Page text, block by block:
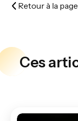
Retour à la
Ces